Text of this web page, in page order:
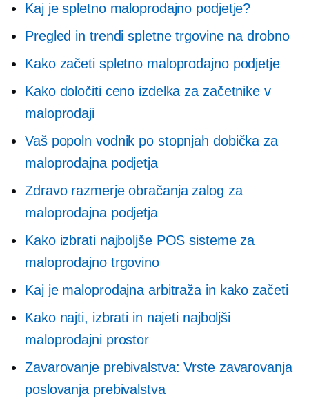
Kaj je spletno maloprodajno podjetje?
Pregled in trendi spletne trgovine na drobno
Kako začeti spletno maloprodajno podjetje
Kako določiti ceno izdelka za začetnike v
maloprodaji
Vaš popoln vodnik po stopnjah dobička za
maloprodajna podjetja
Zdravo razmerje obračanja zalog za
maloprodajna podjetja
Kako izbrati najboljše POS sisteme za
maloprodajno trgovino
Kaj je maloprodajna arbitraža in kako začeti
Kako najti, izbrati in najeti najboljši
maloprodajni prostor
Zavarovanje prebivalstva: Vrste zavarovanja
poslovanja prebivalstva